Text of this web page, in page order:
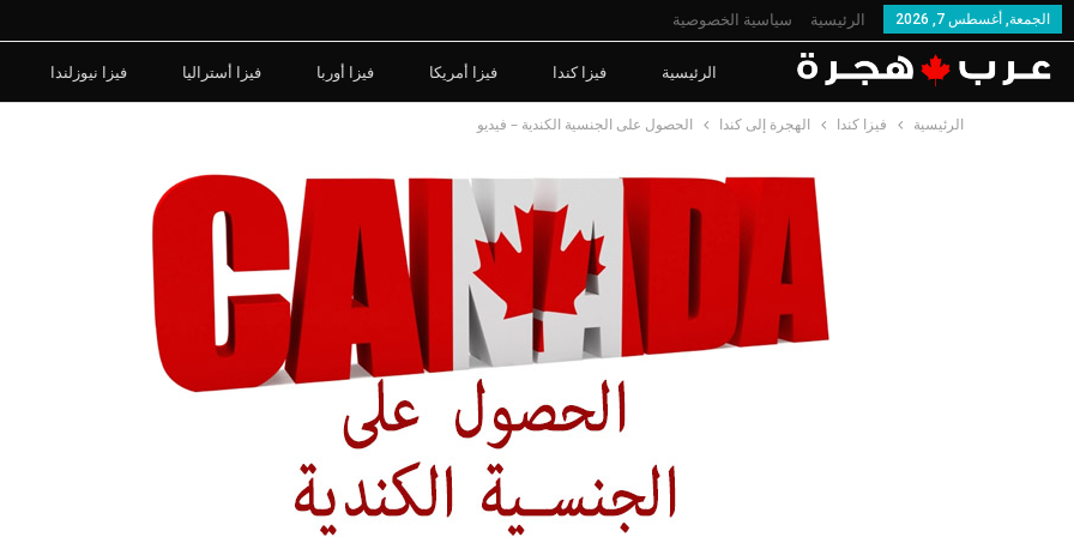
الجمعة, أغسطس 7, 2026 الرئيسية سياسية الخصوصية
الرئيسية فيزا كندا فيزا أمريكا فيزا أوربا فيزا أستراليا فيزا نيوزلندا
الرئيسية فيزا كندا الهجرة إلى كندا الحصول على الجنسية الكندية – فيديو